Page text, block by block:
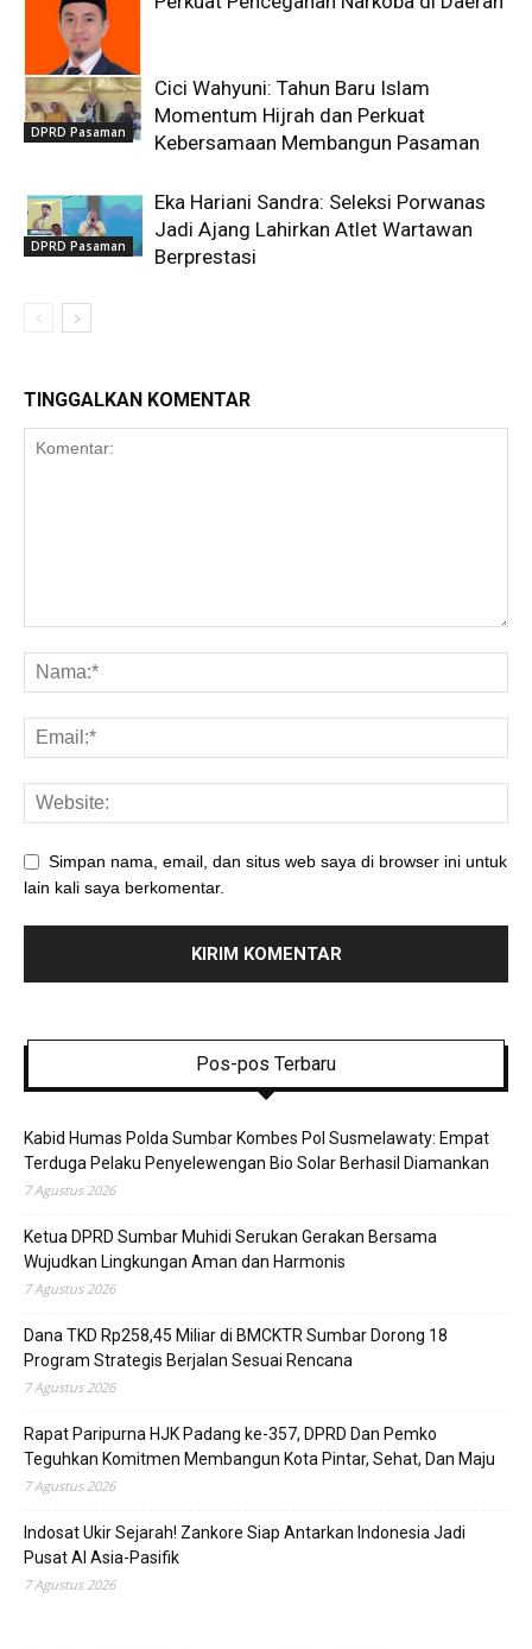
DPRD Pasaman
DPRD Pasaman
Cici Wahyuni: Tahun Baru Islam
Momentum Hijrah dan Perkuat
Kebersamaan Membangun Pasaman
DPRD Pasaman
Eka Hariani Sandra: Seleksi Porwanas
Jadi Ajang Lahirkan Atlet Wartawan
Berprestasi
TINGGALKAN KOMENTAR
Simpan nama, email, dan situs web saya di browser ini untuk
lain kali saya berkomentar.
Pos-pos Terbaru
Kabid Humas Polda Sumbar Kombes Pol Susmelawaty: Empat
Terduga Pelaku Penyelewengan Bio Solar Berhasil Diamankan
7 Agustus 2026
Ketua DPRD Sumbar Muhidi Serukan Gerakan Bersama
Wujudkan Lingkungan Aman dan Harmonis
7 Agustus 2026
Dana TKD Rp258,45 Miliar di BMCKTR Sumbar Dorong 18
Program Strategis Berjalan Sesuai Rencana
7 Agustus 2026
Rapat Paripurna HJK Padang ke-357, DPRD Dan Pemko
Teguhkan Komitmen Membangun Kota Pintar, Sehat, Dan Maju
7 Agustus 2026
Indosat Ukir Sejarah! Zankore Siap Antarkan Indonesia Jadi
Pusat AI Asia-Pasifik
7 Agustus 2026